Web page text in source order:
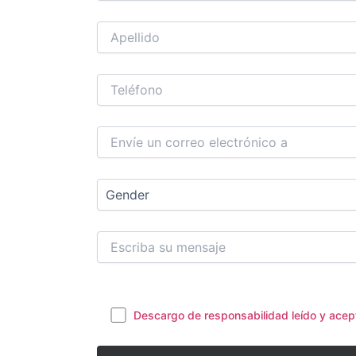
Descargo de responsabilidad leído y